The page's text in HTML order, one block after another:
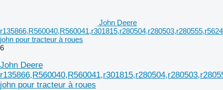
John Deere
john pour tracteur à roues
6
John Deere
john pour tracteur à roues